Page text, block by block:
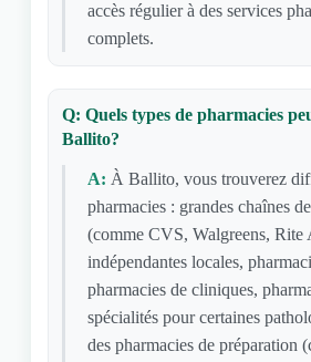
accès régulier à des services
complets.
Q: Quels types de pharmacies
Ballito?
A: À Ballito, vous trouverez
pharmacies : grandes chaînes
(comme CVS, Walgreens, Rite
indépendantes locales,
pharmacies de cliniques,
spécialités pour certaines
des pharmacies de préparation